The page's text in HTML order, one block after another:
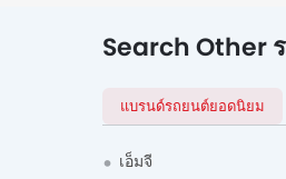
Search Other
แบรนด์รถยนต์ยอดนิยม
เอ็มจี